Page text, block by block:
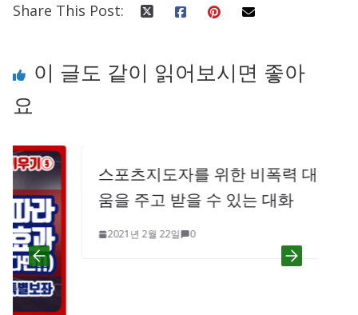
Share This Post:
이 글도 같이 읽어보시면 좋아
요
스포츠지도자를 위한 비폭력 대화 – 도
움을 주고 받을 수 있는 대화
2021년 2월 22일 0